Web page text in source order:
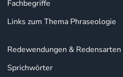
Fachbegriffe
Links zum Thema Phraseologie
Redewendungen & Redensarten
Sprichwörter